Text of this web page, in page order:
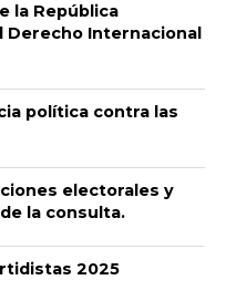
la República
Derecho Internacional
política contra las
electorales y
la consulta.
2025